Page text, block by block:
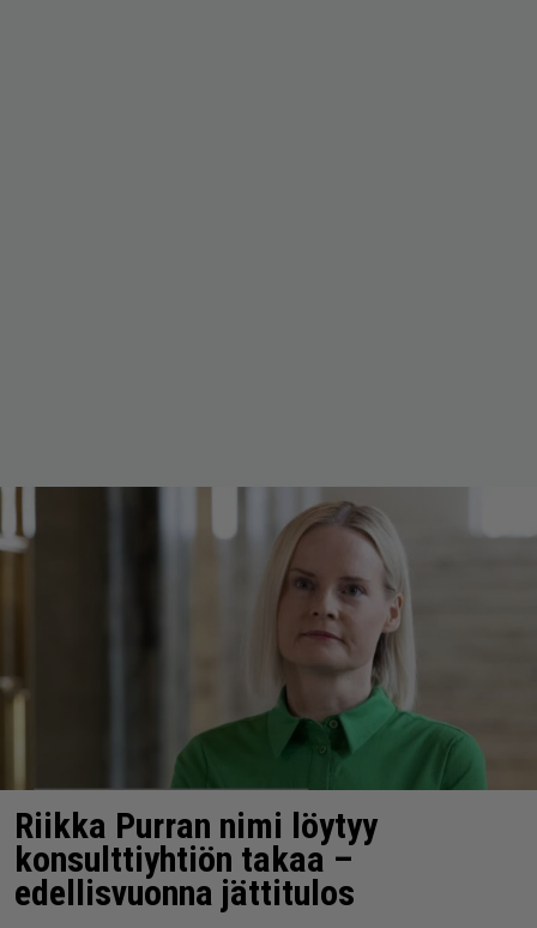
Riikka Purran nimi löytyy
konsulttiyhtiön takaa –
edellisvuonna jättitulos